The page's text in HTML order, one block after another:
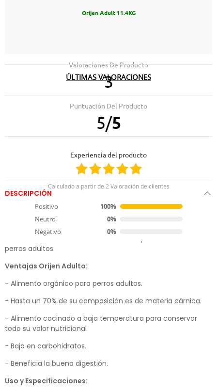
Orijen Adult 11.4KG
Valoraciones De Producto
3
Puntuación Del Producto
5/5
Experiencia del producto
Calculado a partir de 2 Valoración de clientes
Positivo
100%
Neutro
0%
Negativo
0%
ÚLTIMAS VALORACIONES
muy buena calidad Gran acierto siempre
DESCRIPCIÓN
Pienso para Perros Orijen Adult Original
Orijen Adult Original Dog es un pienso diseñado para
satisfacer las necesidades alimenticias y nutricionales de
perros adultos.
Ventajas Orijen Adulto:
- Alimento orgánico para perros adultos.
- Hasta un 70% de su composición es de materia cárnica.
- Alimento cocinado a baja temperatura para conservar
todo su valor nutricional
- Bajo en carbohidratos.
- Beneficia la buena digestión.
Uso y Especificaciones: